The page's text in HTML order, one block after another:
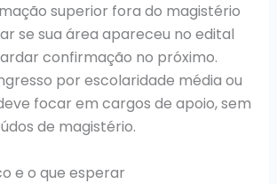
superior fora do magistério
se sua área apareceu no edital
confirmação no próximo.
por escolaridade média ou
focar em cargos de apoio, sem
de magistério.
e o que esperar